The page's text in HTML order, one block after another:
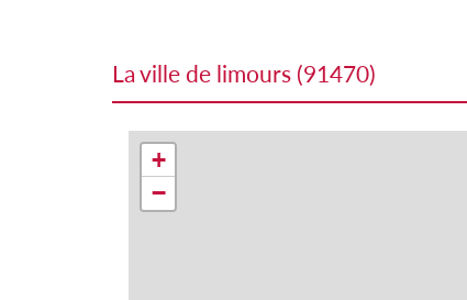
la ville de limours (91470)
+
−